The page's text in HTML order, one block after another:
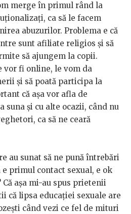
merge în primul rând la
ca să le facem
abuzurilor. Problema e că
sunt afiliate religios și să
să ajungem la copii.
vor fi online, le vom da
și să poată participa la
că așa vor afla de
suna și cu alte ocazii, când nu
ca să ne ceară
au sunat să ne pună întrebări
e primul contact sexual, e ok
așa mi-au spus prietenii
că lipsa educației sexuale are
când vezi ce fel de mituri